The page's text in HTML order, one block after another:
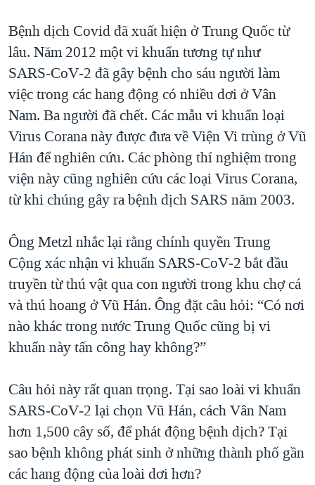
Bệnh dịch Covid đã xuất hiện ở Trung Quốc từ
lâu. Năm 2012 một vi khuẩn tương tự như
SARS‑CoV‑2 đã gây bệnh cho sáu người làm
việc trong các hang động có nhiều dơi ở Vân
Nam. Ba người đã chết. Các mẫu vi khuẩn loại
Virus Corana này được đưa về Viện Vi trùng ở Vũ
Hán để nghiên cứu. Các phòng thí nghiệm trong
viện này cũng nghiên cứu các loại Virus Corana,
từ khi chúng gây ra bệnh dịch SARS năm 2003.
Ông Metzl nhắc lại rằng chính quyền Trung
Cộng xác nhận vi khuẩn SARS‑CoV‑2 bắt đầu
truyền từ thú vật qua con người trong khu chợ cá
và thú hoang ở Vũ Hán. Ông đặt câu hỏi: “Có nơi
nào khác trong nước Trung Quốc cũng bị vi
khuẩn này tấn công hay không?”
Câu hỏi này rất quan trọng. Tại sao loài vi khuẩn
SARS‑CoV‑2 lại chọn Vũ Hán, cách Vân Nam
hơn 1,500 cây số, để phát động bệnh dịch? Tại
sao bệnh không phát sinh ở những thành phố gần
các hang động của loài dơi hơn?